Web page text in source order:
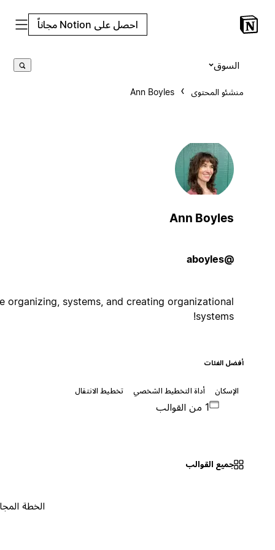
احصل على Notion مجاناً
منشئو المحتوى Ann Boyles
Ann Boyles
I love organizing, systems, and creating organizational
systems!
أفضل الفئات
أداة التخطيط الشخصي تخطيط الانتقال
جميع القوالب
الخطة المجانية ٠